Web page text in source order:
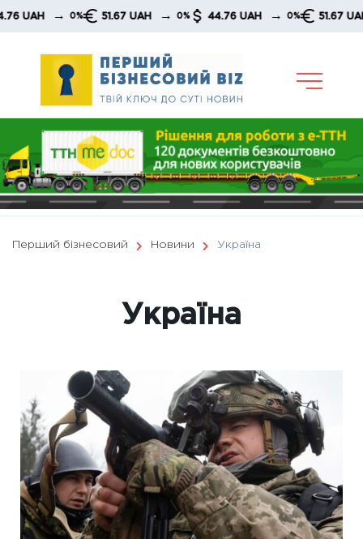
Skip
0% 51.67 UAH → 0% 44.76 UAH → 0% 51.67 UAH → 0%
Перший бізнесовий Новини Україна
Україна